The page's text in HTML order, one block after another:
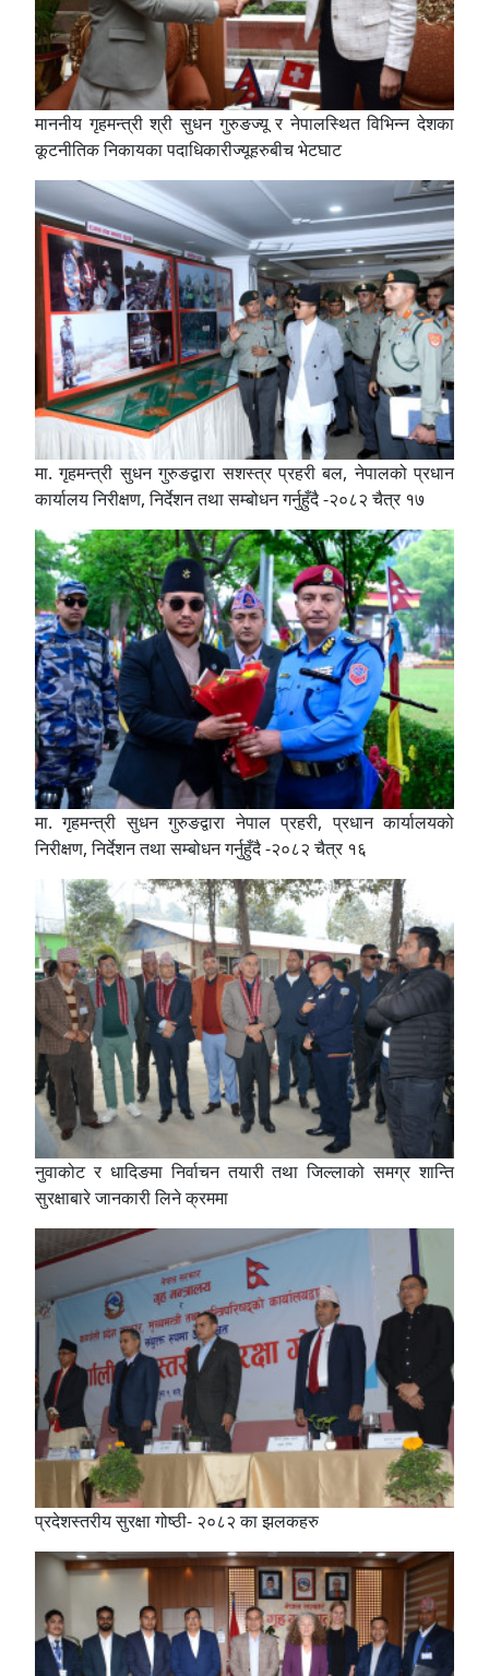
माननीय गृहमन्त्री श्री सुधन गुरुङज्यू र नेपालस्थित विभिन्न देशका
कूटनीतिक निकायका पदाधिकारीज्यूहरुबीच भेटघाट
मा. गृहमन्त्री सुधन गुरुङद्वारा सशस्त्र प्रहरी बल, नेपालको प्रधान
कार्यालय निरीक्षण, निर्देशन तथा सम्बोधन गर्नुहुँदै -२०८२ चैत्र १७
मा. गृहमन्त्री सुधन गुरुङद्वारा नेपाल प्रहरी, प्रधान कार्यालयको
निरीक्षण, निर्देशन तथा सम्बोधन गर्नुहुँदै -२०८२ चैत्र १६
नुवाकोट र धादिङमा निर्वाचन तयारी तथा जिल्लाको समग्र शान्ति
सुरक्षाबारे जानकारी लिने क्रममा
प्रदेशस्तरीय सुरक्षा गोष्ठी- २०८२ का झलकहरु